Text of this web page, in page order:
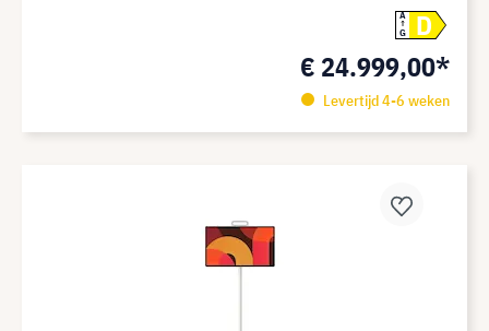
A
G
D
€ 24.999,00*
Levertijd 4-6 weken